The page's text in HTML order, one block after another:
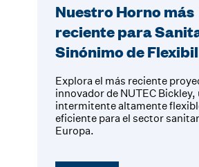
Nuestro Horno más
reciente para
Sinónimo de
Explora el más reciente
innovador de NUTEC Bickley,
intermitente altamente
eficiente para el sector
Europa.